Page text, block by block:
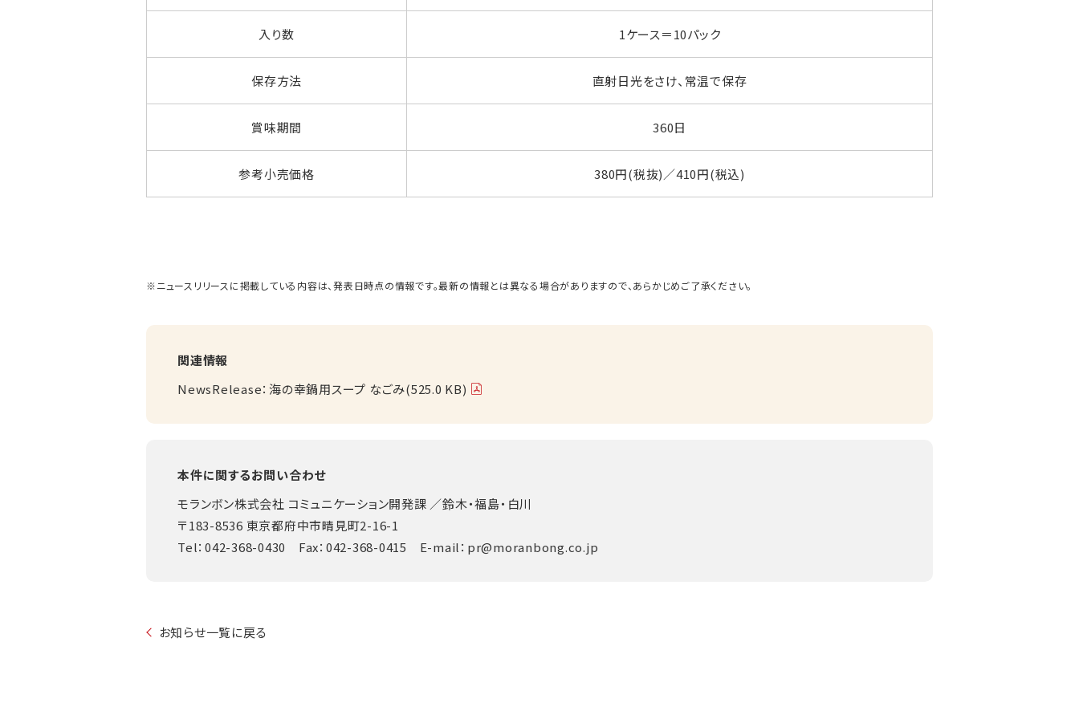
入り数 1ケース＝10パック
保存方法 直射日光をさけ、常温で保存
賞味期間 360日
参考小売価格 380円(税抜)／410円(税込)
※ニュースリリースに掲載している内容は、発表日時点の情報です。最新の情報とは異なる場合がありますので、あらかじめご了承ください。
関連情報
NewsRelease：海の幸鍋用スープ なごみ(525.0 KB)
本件に関するお問い合わせ
モランボン株式会社 コミュニケーション開発課 ／鈴木・福島・白川
〒183-8536 東京都府中市晴見町2-16-1
Tel：042-368-0430 Fax：042-368-0415 E-mail： pr@moranbong.co.jp
お知らせ一覧に戻る